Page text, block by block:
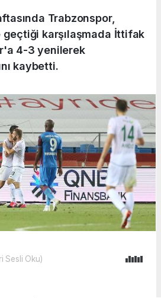
Trabzonspor,
geçtiği karşılaşmada İttifak
4-3 yenilerek
kaybetti.
Sesli Oku)